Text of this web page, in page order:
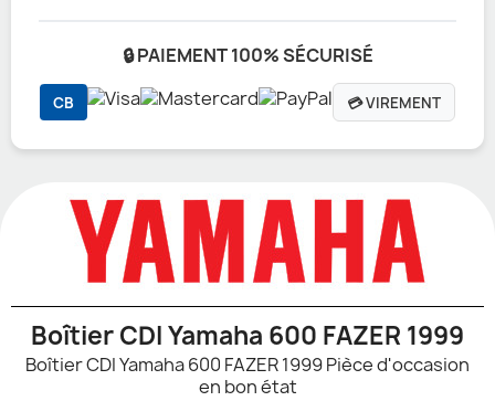
🔒 PAIEMENT 100% SÉCURISÉ
CB 💳 VIREMENT
Boîtier CDI Yamaha 600 FAZER 1999
Boîtier CDI Yamaha 600 FAZER 1999 Pièce d'occasion
en bon état